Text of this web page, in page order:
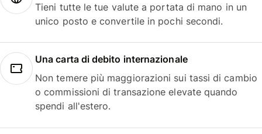
Tieni tutte le tue valute a portata di mano in un
unico posto e convertile in pochi secondi.
Una carta di debito internazionale
Non temere più maggiorazioni sui tassi di cambio
o commissioni di transazione elevate quando
spendi all'estero.